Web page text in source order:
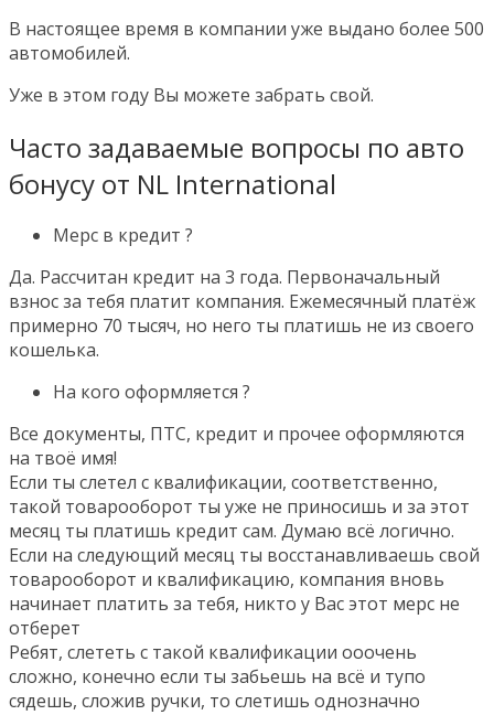
В настоящее время в компании уже выдано более 500
автомобилей.
Уже в этом году Вы можете забрать свой.
Часто задаваемые вопросы по авто
бонусу от NL International
Мерс в кредит ?
Да. Рассчитан кредит на 3 года. Первоначальный
взнос за тебя платит компания. Ежемесячный платёж
примерно 70 тысяч, но него ты платишь не из своего
кошелька.
На кого оформляется ?
Все документы, ПТС, кредит и прочее оформляются
на твоё имя!
Если ты слетел с квалификации, соответственно,
такой товарооборот ты уже не приносишь и за этот
месяц ты платишь кредит сам. Думаю всё логично.
Если на следующий месяц ты восстанавливаешь свой
товарооборот и квалификацию, компания вновь
начинает платить за тебя, никто у Вас этот мерс не
отберет
Ребят, слететь с такой квалификации ооочень
сложно, конечно если ты забьешь на всё и тупо
сядешь, сложив ручки, то слетишь однозначно